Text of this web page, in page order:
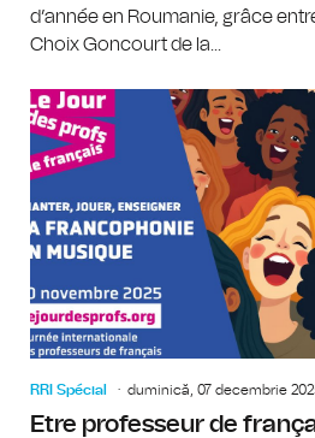
d’année en Roumanie, grâce
Choix Goncourt de la...
RRI Spécial duminică, 07 decembrie
Etre professeur de